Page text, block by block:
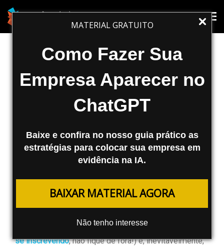
MATERIAL GRATUITO
Como Fazer Sua
Empresa Aparecer no
ChatGPT
Baixe e confira no nosso guia prático as
estratégias para colocar sua empresa em
evidência na IA.
BAIXAR MATERIAL AGORA
Não tenho interesse
MARKETING DIGITAL
Olá leitores do Agência Mestre.
Começamos mais um dia de trabalho aqui
ano vai de vento em...
Agência Mestre
Olá leitores do Agência Mestre. Começamos mais um
dia de trabalho aqui na empresa, a nossapromoção de
vai de vento em popa (tem bastante gente
se inscrevendo, não fique de fora!) e, inevitavelmente,